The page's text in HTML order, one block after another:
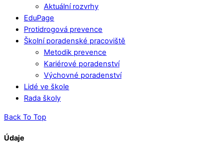
Aktuální rozvrhy
EduPage
Protidrogová prevence
Školní poradenské pracoviště
Metodik prevence
Kariérové poradenství
Výchovné poradenství
Lidé ve škole
Rada školy
Back To Top
Údaje